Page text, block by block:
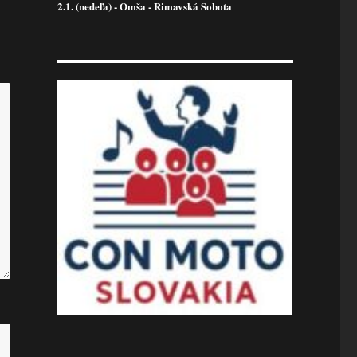
2.1. (nedeľa) - Omša - Rimavská Sobota